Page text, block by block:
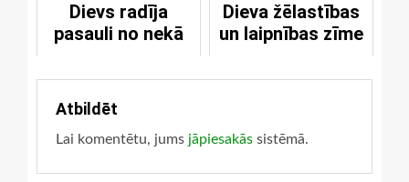
Dievs radīja
pasauli no nekā
Dieva žēlastības
un laipnības zīme
Atbildēt
Lai komentētu, jums jāpiesakās sistēmā.